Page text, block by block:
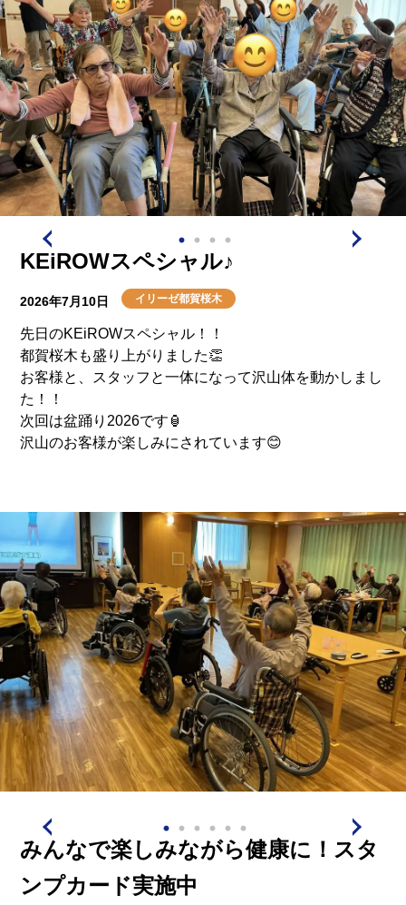
役！）
すまし汁
冬瓜（とうがん）の煮物（夏を感じる優しいお味）
胡瓜の甘酢和え（さっぱりと箸休めにぴったり）
メロンゼリー（涼しげなデザートで締めくくり）
施設内の厨房で調理されているため、出来たてなのが嬉
織姫と彦星に思いを馳せながら、皆さん「美味しいね」
と笑顔で季節の味を堪能されたようです。
こうした食のイベントが充実していると、毎日の生活に
メリハリが出てお食事が本当に楽しみになりますよね。
また、皆様に短冊へ願い事を書いていただきました。
様それぞれ真剣な表情で取り組まれていました。
皆様の願い事を少し覗かせていただくと……
「家族みんなが健康で過ごせますように」（ご家族を想
う優しい願い事）
「美味しいものをたくさん食べたい！」（元気の源、と
っても大切ですね！）
「これからも毎日楽しく笑って過ごせますように」（私
たちスタッフも全力でお手伝いします！）
皆様のおかげで、とっても立派で見事な笹飾りが完成し
ロビーを涼しげに、そして華やかに彩ってくれていま
KEiROWスペシャル♪
2026年7月10日 イリーゼ都賀桜木
先日のKEiROWスペシャル！！
都賀桜木も盛り上がりました👏
お客様と、スタッフと一体になって沢山体を動かしまし
た！！
次回は盆踊り2026です🏮
沢山のお客様が楽しみにされています😊
みんなで楽しみながら健康に！スタ
ンプカード実施中